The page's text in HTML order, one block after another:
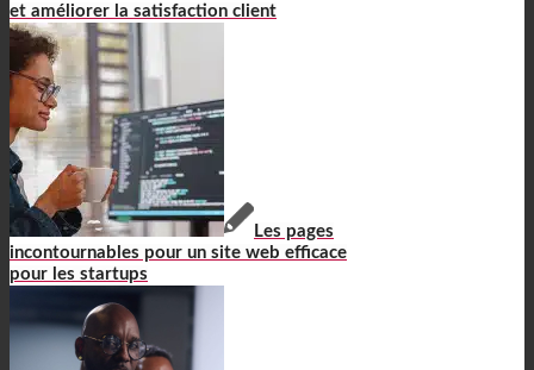
et améliorer la satisfaction client
Les pages
incontournables pour un site web efficace
pour les startups